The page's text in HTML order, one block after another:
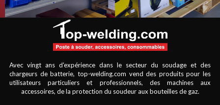
Avec vingt ans d'expérience dans le secteur du soudage et des
chargeurs de batterie, top-welding.com vend des produits pour les
utilisateurs particuliers et professionnels, des machines aux
accessoires, de la protection du soudeur aux bouteilles de gaz.